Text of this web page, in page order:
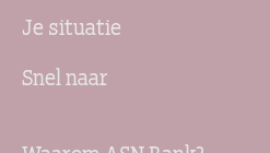
Je situatie
Snel naar